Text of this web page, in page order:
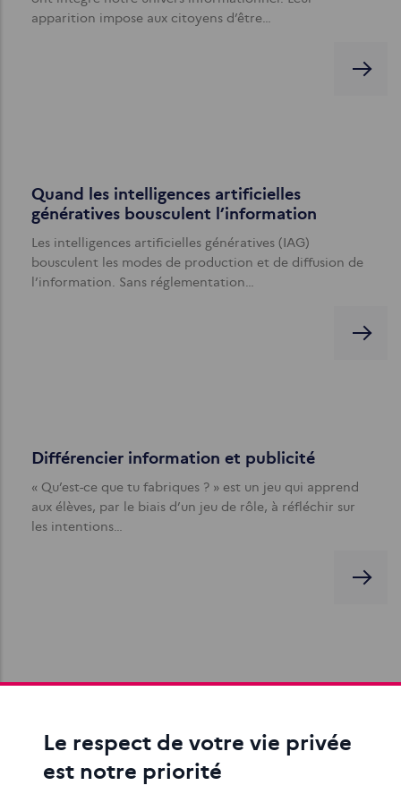
apparition impose aux citoyens d’être…
Quand les intelligences artificielles
génératives bousculent l’information
Les intelligences artificielles génératives (IAG)
bousculent les modes de production et de diffusion de
l’information. Sans réglementation…
Différencier information et publicité
« Qu’est-ce que tu fabriques ? » est un jeu qui apprend
aux élèves, par le biais d’un jeu de rôle, à réfléchir sur
les intentions…
Comment faire passer au mieux un message
publicitaire ? En laissant penser qu’il ne s’agit pas d’un
message publicitaire.
Le respect de votre vie privée
est notre priorité